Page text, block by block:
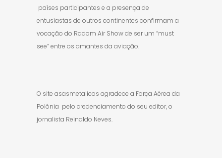
países participantes e a presença de
entusiastas de outros continentes confirmam a
vocação do Radom Air Show de ser um “must
see” entre os amantes da aviação.
O site asasmetalicas agradece a Força Aérea da
Polônia pelo credenciamento do seu editor, o
jornalista Reinaldo Neves.